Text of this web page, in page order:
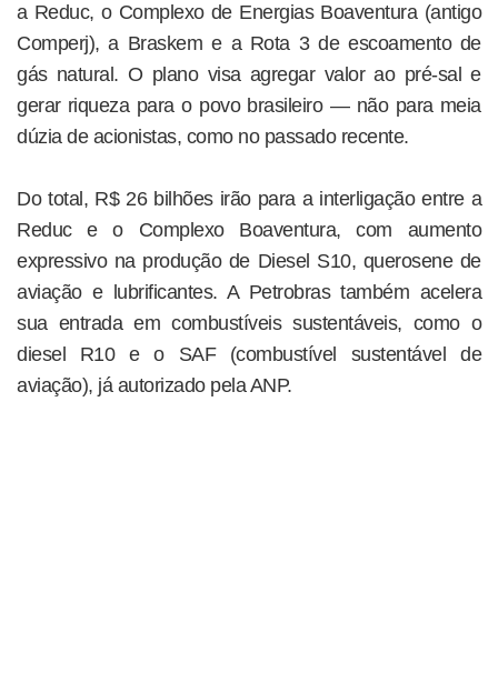
a Reduc, o Complexo de Energias Boaventura (antigo
Comperj), a Braskem e a Rota 3 de escoamento de
gás natural. O plano visa agregar valor ao pré-sal e
gerar riqueza para o povo brasileiro — não para meia
dúzia de acionistas, como no passado recente.
Do total, R$ 26 bilhões irão para a interligação entre a
Reduc e o Complexo Boaventura, com aumento
expressivo na produção de Diesel S10, querosene de
aviação e lubrificantes. A Petrobras também acelera
sua entrada em combustíveis sustentáveis, como o
diesel R10 e o SAF (combustível sustentável de
aviação), já autorizado pela ANP.